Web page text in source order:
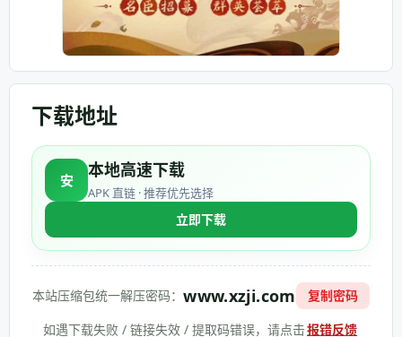
下载地址
安 本地高速下载
APK 直链 · 推荐优先选择
立即下载
本站压缩包统一解压密码：www.xzji.com
复制密码
如遇下载失败 / 链接失效 / 提取码错误，请点击报错反馈